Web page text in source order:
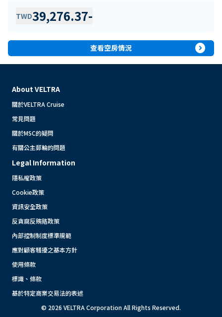
TWD39,276.37-
查看空房情況 expand_circle_right
About VELTRA
關於VELTRA Cruise
常見問題
關於MSC的疑問
有關公主郵輪的問題
Legal Information
隱私權政策
Cookie政策
資訊安全政策
反貪腐反賄賂政策
內部控制制度標準規範
應對顧客騷擾之基本方針
使用條款
標識、條款
基於特定商業交易法的表述
© 2026 VELTRA Corporation All Rights Reserved.